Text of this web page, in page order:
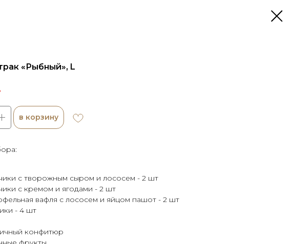
«Рыбный», L
в корзину
с творожным сыром и лососем - 2 шт
с кремом и ягодами - 2 шт
вафля с лососем и яйцом пашот - 2 шт
- 4 шт
конфитюр